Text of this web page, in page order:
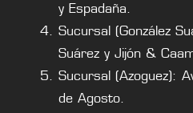
y Espadaña.
Sucursal (González
Suárez y Jijón &
Sucursal (Azoguez):
de Agosto.